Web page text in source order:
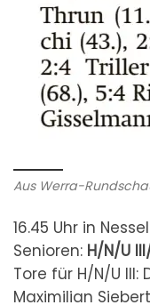
Aus Werra-
16.45 Uhr in
Senioren: H/N/U
Tore für H/N/U III:
Maximilian Siebert